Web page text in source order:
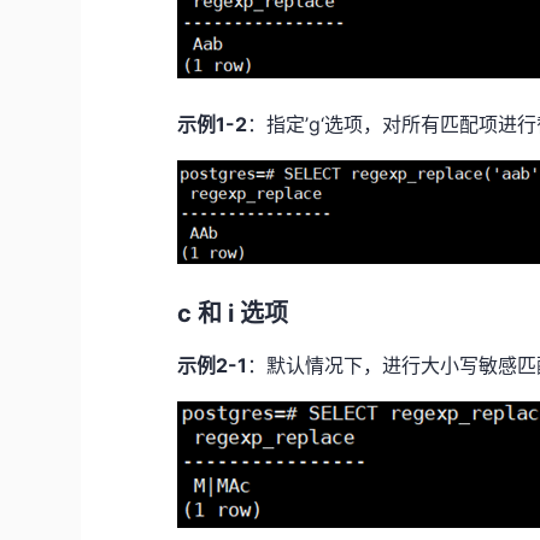
示例1-2：指定’g‘选项，对所有匹配项进
c 和 i 选项
示例 2-1 ：默认情况下，进行大小写敏感